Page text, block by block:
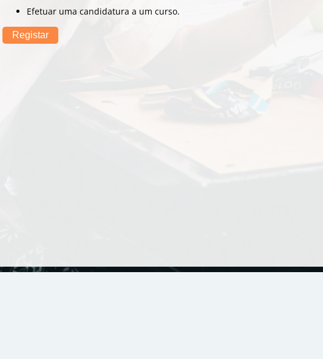
Efetuar uma candidatura a um curso.